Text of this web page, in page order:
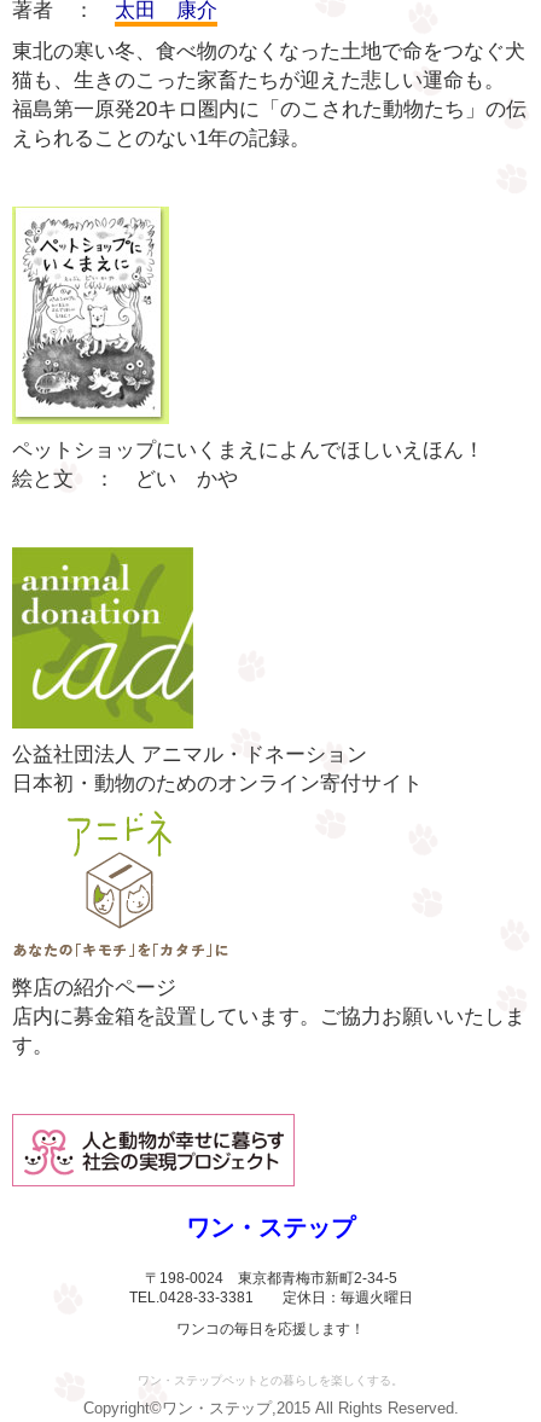
著者 ： 太田 康介
東北の寒い冬、食べ物のなくなった土地で命をつなぐ犬
猫も、生きのこった家畜たちが迎えた悲しい運命も。
福島第一原発20キロ圏内に「のこされた動物たち」の伝
えられることのない1年の記録。
ペットショップにいくまえによんでほしいえほん！
絵と文 ： どい かや
公益社団法人 アニマル・ドネーション
日本初・動物のためのオンライン寄付サイト
弊店の紹介ページ
店内に募金箱を設置しています。ご協力お願いいたしま
す。
ワン・ステップ
〒198-0024 東京都青梅市新町2-34-5
TEL.0428-33-3381 定休日：毎週火曜日
ワンコの毎日を応援します！
ワン・ステップペットとの暮らしを楽しくする。
Copyright©ワン・ステップ,2015 All Rights Reserved.